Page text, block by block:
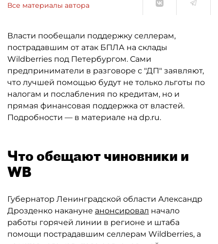
Все материалы автора
Власти пообещали поддержку селлерам,
пострадавшим от атак БПЛА на склады
Wildberries под Петербургом. Сами
предприниматели в разговоре с "ДП" заявляют,
что лучшей помощью будут не только льготы по
налогам и послабления по кредитам, но и
прямая финансовая поддержка от властей.
Подробности — в материале на dp.ru.
Что обещают чиновники и
WB
Губернатор Ленинградской области Александр
Дрозденко накануне анонсировал начало
работы горячей линии в регионе и штаба
помощи пострадавшим селлерам Wildberries, а